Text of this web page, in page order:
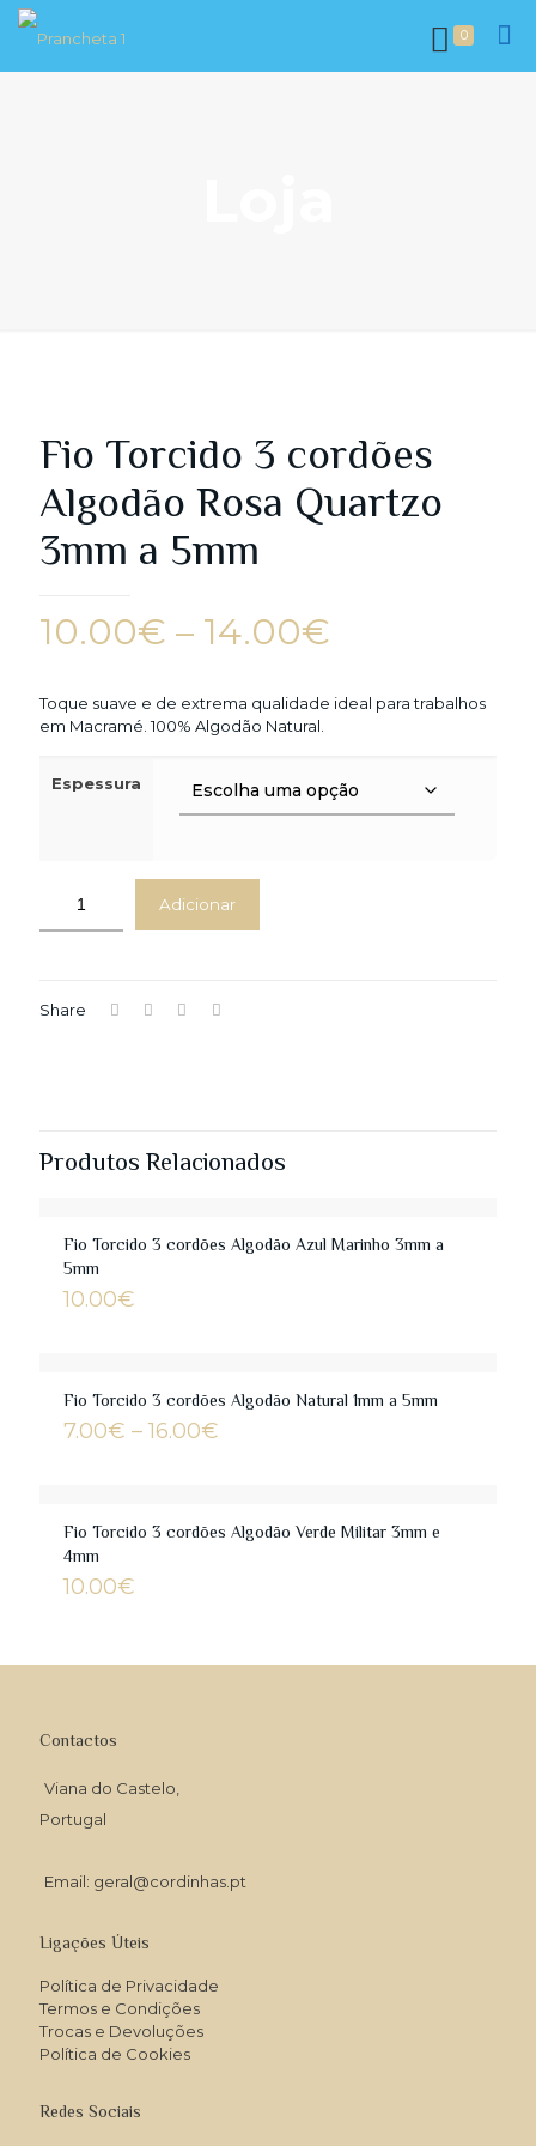
0
Fio Torcido 3 cordões
Algodão Rosa Quartzo
3mm a 5mm
10.00€ – 14.00€
10.00€
14.00€
Toque suave e de extrema qualidade ideal para trabalhos
em Macramé. 100% Algodão Natural.
Espessura
Adicionar
Share
Produtos Relacionados
Fio Torcido 3 cordões Algodão Azul Marinho 3mm a
5mm
10.00€
Fio Torcido 3 cordões Algodão Natural 1mm a 5mm
7.00€ – 16.00€
16.00€
Fio Torcido 3 cordões Algodão Verde Militar 3mm e
4mm
10.00€
Contactos
Viana do Castelo,
Portugal
Email: geral@cordinhas.pt
Ligações Úteis
Política de Privacidade
Termos e Condições
Trocas e Devoluções
Política de Cookies
Redes Sociais